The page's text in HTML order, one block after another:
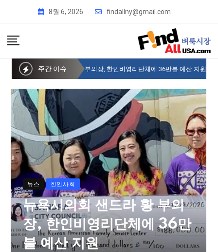
8월 6, 2026 findallny@gmail.com
주간 이슈
뉴욕시의회 샌드라 황 부의장, 한인비영리단체에 36만불 예산 지원
뉴스 한인사회
뉴욕시의회 샌드라 황 부의
장, 한인비영리단체에 36만
불 예산 지원